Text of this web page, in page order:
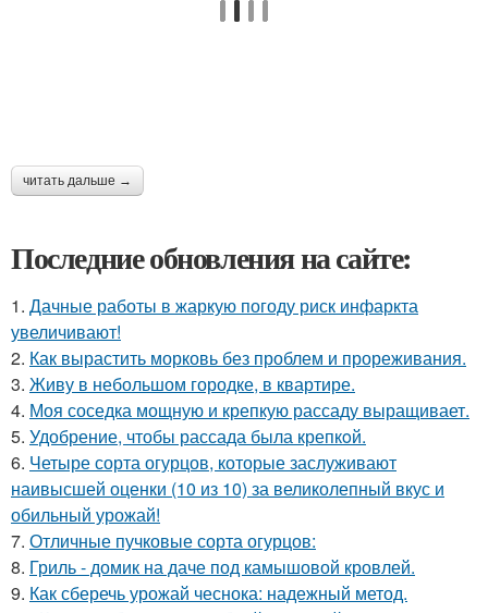
читать дальше →
Последние обновления на сайте:
1. Дачные работы в жаркую погоду риск инфаркта
увеличивают!
2. Как вырастить морковь без проблем и прореживания.
3. Живу в небольшом городке, в квартире.
4. Моя соседка мощную и крепкую рассаду выращивает.
5. Удобрение, чтобы рассада была крепкoй.
6. Четыре сорта огурцов, которые заслуживают
наивысшей оценки (10 из 10) за великолепный вкус и
обильный урожай!
7. Отличные пучковые сорта огурцов:
8. Гриль - домик на даче под камышовой кровлей.
9. Как сберечь урожай чеснока: надежный метод.